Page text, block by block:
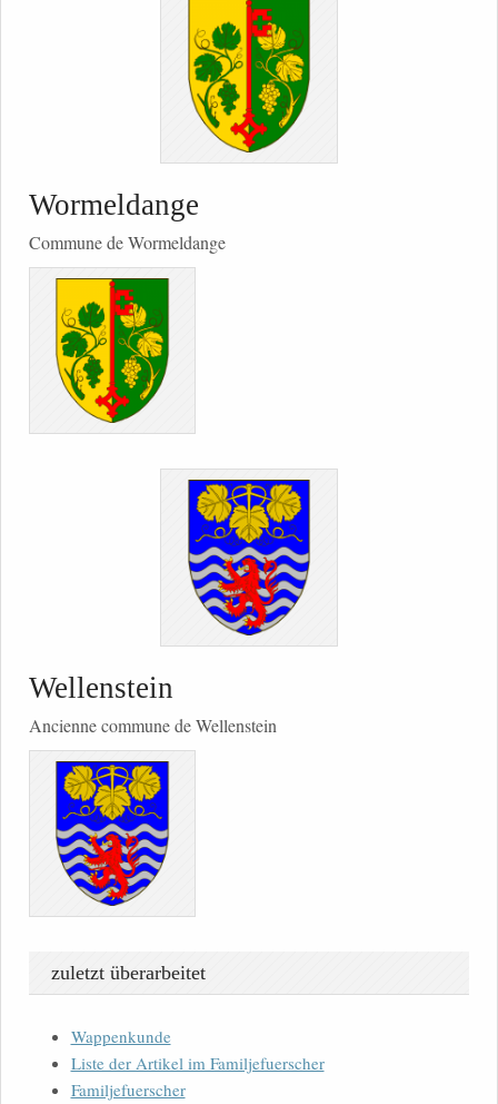
Wormeldange
Commune de Wormeldange
Wellenstein
Ancienne commune de Wellenstein
zuletzt überarbeitet
Wappenkunde
Liste der Artikel im Familjefuerscher
Familjefuerscher